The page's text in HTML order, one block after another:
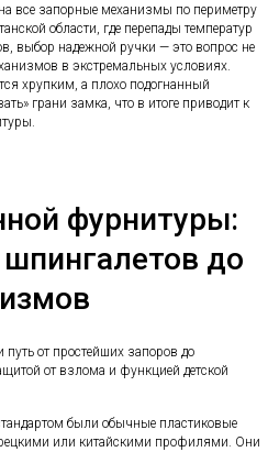
все запорные механизмы по периметру
области, где перепады температур
выбор надежной ручки — это вопрос не
в экстремальных условиях.
хрупким, а плохо подогнанный
грани замка, что в итоге приводит к
фурнитуры:
до
от простейших запоров до
от взлома и функцией детской
были обычные пластиковые
или китайскими профилями. Они